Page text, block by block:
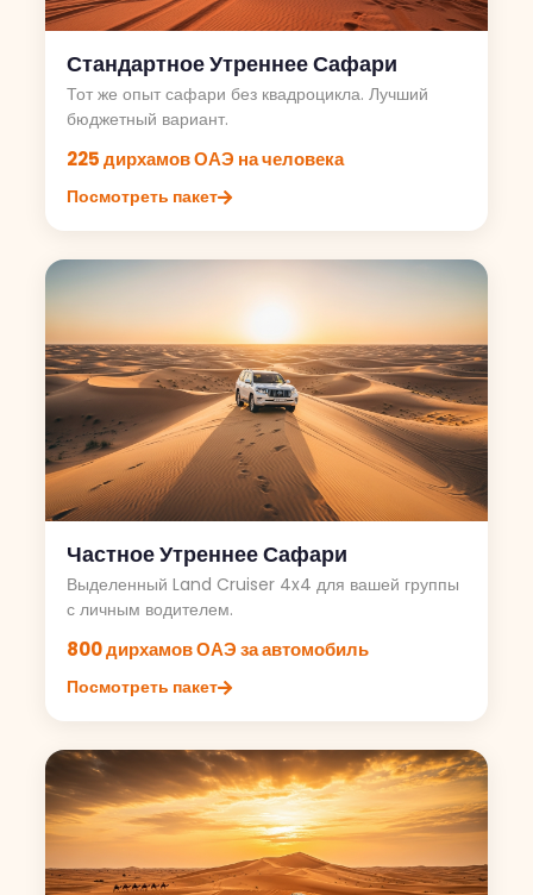
Стандартное Утреннее Сафари
Тот же опыт сафари без квадроцикла. Лучший
бюджетный вариант.
225 дирхамов ОАЭ на человека
Посмотреть пакет
Частное Утреннее Сафари
Выделенный Land Cruiser 4x4 для вашей группы
с личным водителем.
800 дирхамов ОАЭ за автомобиль
Посмотреть пакет